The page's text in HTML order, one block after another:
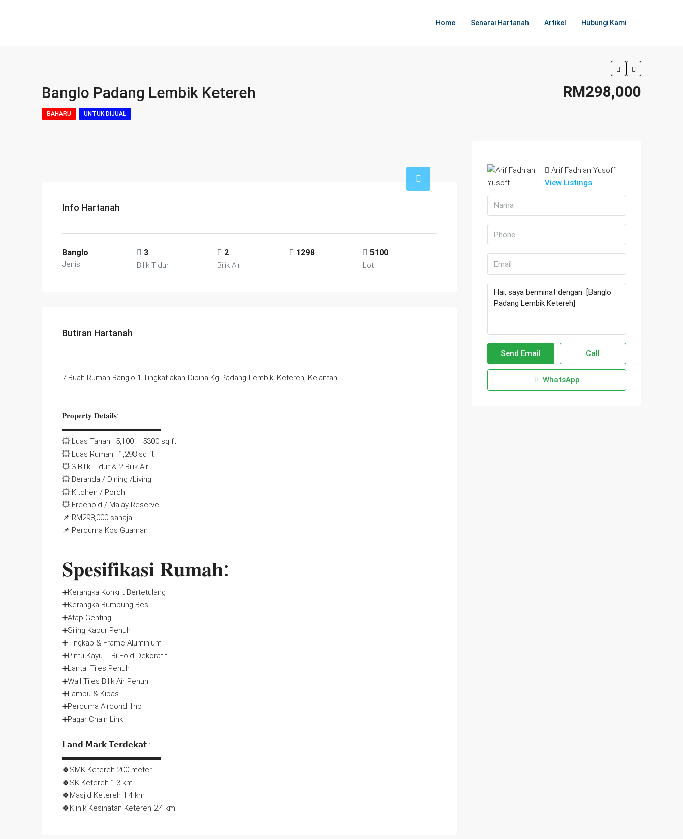
Home Senarai Hartanah Artikel Hubungi Kami
Banglo Padang Lembik Ketereh RM298,000
BAHARU UNTUK DIJUAL
Info Hartanah
Banglo
Jenis
3
Bilik Tidur
2
Bilik Air
1298 5100
Lot
Butiran Hartanah
7 Buah Rumah Banglo 1 Tingkat akan Dibina Kg Padang Lembik, Ketereh, Kelantan
.
.
𝐏𝐫𝐨𝐩𝐞𝐫𝐭𝐲 𝐃𝐞𝐭𝐚𝐢𝐥𝐬:
▬▬▬▬▬▬▬▬▬▬▬▬▬
💥 Luas Tanah : 5,100 – 5300 sq ft
💥 Luas Rumah : 1,298 sq ft
💥 3 Bilik Tidur & 2 Bilik Air
💥 Beranda / Dining /Living
💥 Kitchen / Porch
💥 Freehold / Malay Reserve
📌 RM298,000 sahaja
📌 Percuma Kos Guaman
.
𝐒𝐩𝐞𝐬𝐢𝐟𝐢𝐤𝐚𝐬𝐢 𝐑𝐮𝐦𝐚𝐡:
➕Kerangka Konkrit Bertetulang
➕Kerangka Bumbung Besi
➕Atap Genting
➕Siling Kapur Penuh
➕Tingkap & Frame Aluminium
➕Pintu Kayu + Bi-Fold Dekoratif
➕Lantai Tiles Penuh
➕Wall Tiles Bilik Air Penuh
➕Lampu & Kipas
➕Percuma Aircond 1hp
➕Pagar Chain Link
.
𝗟𝗮𝗻𝗱 𝗠𝗮𝗿𝗸 𝗧𝗲𝗿𝗱𝗲𝗸𝗮𝘁 :
▬▬▬▬▬▬▬▬▬▬▬▬▬
🍀SMK Ketereh 200 meter
🍀SK Ketereh 1.3 km
🍀Masjid Ketereh 1.4 km
🍀Klinik Kesihatan Ketereh 2.4 km
Arif Fadhlan Yusoff
View Listings
Send Email Call
WhatsApp